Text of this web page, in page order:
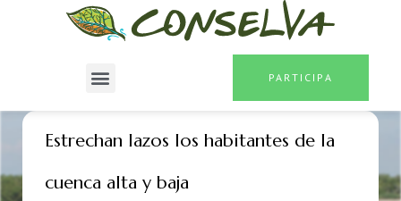
PARTICIPA
Estrechan lazos los habitantes de la
cuenca alta y baja